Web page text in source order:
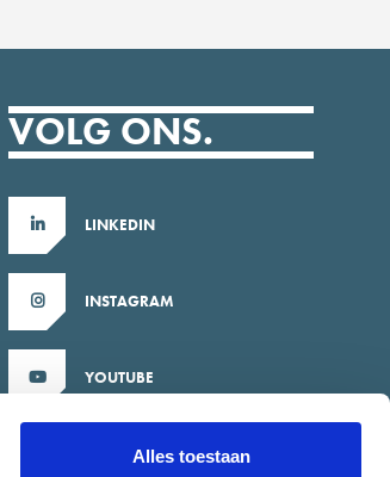
Alles toestaan
VOLG ONS.
LINKEDIN
INSTAGRAM
YOUTUBE